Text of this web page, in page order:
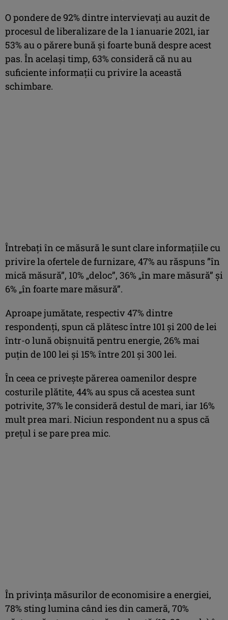
O pondere de 92% dintre intervievaţi au auzit de
procesul de liberalizare de la 1 ianuarie 2021, iar
53% au o părere bună şi foarte bună despre acest
pas. În acelaşi timp, 63% consideră că nu au
suficiente informaţii cu privire la această
schimbare.
Întrebaţi în ce măsură le sunt clare informaţiile cu
privire la ofertele de furnizare, 47% au răspuns ”în
mică măsură”, 10% „deloc”, 36% „în mare măsură” şi
6% „în foarte mare măsură”.
Aproape jumătate, respectiv 47% dintre
respondenţi, spun că plătesc între 101 şi 200 de lei
într-o lună obişnuită pentru energie, 26% mai
puţin de 100 lei şi 15% între 201 şi 300 lei.
În ceea ce priveşte părerea oamenilor despre
costurile plătite, 44% au spus că acestea sunt
potrivite, 37% le consideră destul de mari, iar 16%
mult prea mari. Niciun respondent nu a spus că
preţul i se pare prea mic.
În privinţa măsurilor de economisire a energiei,
78% sting lumina când ies din cameră, 70%